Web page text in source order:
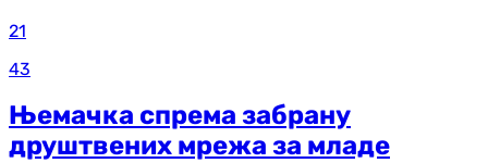
21
43
Њемачка спрема забрану
друштвених мрежа за младе